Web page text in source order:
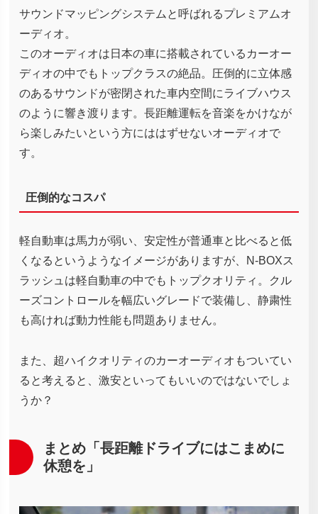
サウンドマッピングシステムと呼ばれるプレミアムオ
ーディオ。
このオーディオは日本の車に搭載されているカーオー
ディオの中でもトップクラスの絶品。圧倒的に立体感
のあるサウンドが密閉された車内空間にライブハウス
のように響き渡ります。長距離運転を音楽をかけなが
ら楽しみたいという方にははずせないオーディオで
す。
圧倒的なコスパ
軽自動車は馬力が弱い、安定性が普通車と比べると低
くなるというようなイメージがありますが、N-BOXス
ラッシュは軽自動車の中でもトップクオリティ。クル
ーズコントロールを幅広いグレードで装備し、静粛性
も高ければ動力性能も問題ありません。
また、超ハイクオリティのカーオーディオもついてい
ると考えると、激安といってもいいのではないでしょ
うか？
まとめ「長距離ドライブにはこまめに
休憩を」